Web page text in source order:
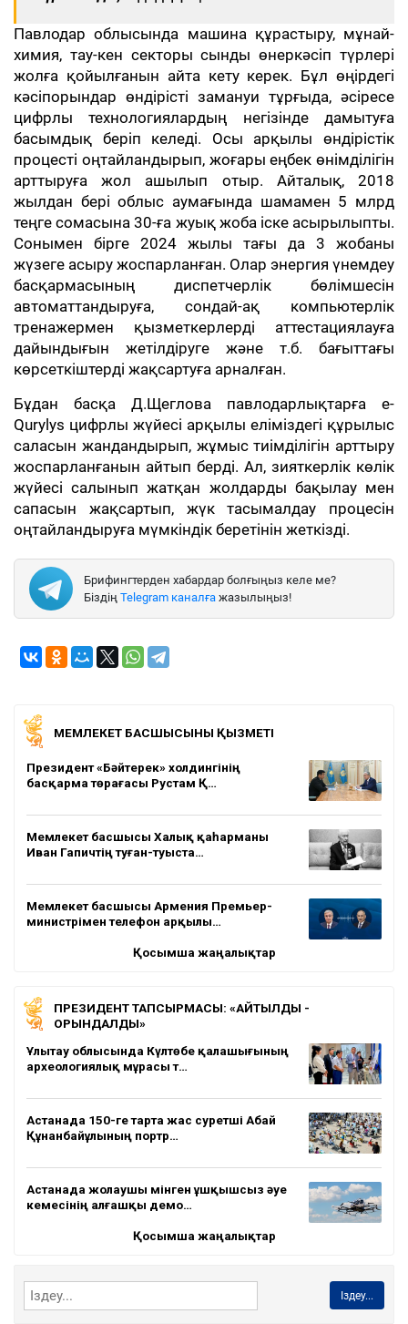
Павлодар облысында машина құрастыру, мұнай-
химия, тау-кен секторы сынды өнеркәсіп түрлері
жолға қойылғанын айта кету керек. Бұл өңірдегі
кәсіпорындар өндірісті замануи тұрғыда, әсіресе
цифрлы технологиялардың негізінде дамытуға
басымдық беріп келеді. Осы арқылы өндірістік
процесті оңтайландырып, жоғары еңбек өнімділігін
арттыруға жол ашылып отыр. Айталық, 2018
жылдан бері облыс аумағында шамамен 5 млрд
теңге сомасына 30-ға жуық жоба іске асырылыпты.
Сонымен бірге 2024 жылы тағы да 3 жобаны
жүзеге асыру жоспарланған. Олар энергия үнемдеу
басқармасының диспетчерлік бөлімшесін
автоматтандыруға, сондай-ақ компьютерлік
тренажермен қызметкерлерді аттестациялауға
дайындығын жетілдіруге және т.б. бағыттағы
көрсеткіштерді жақсартуға арналған.
Бұдан басқа Д.Щеглова павлодарлықтарға e-
Qurylys цифрлы жүйесі арқылы еліміздегі құрылыс
саласын жандандырып, жұмыс тиімділігін арттыру
жоспарланғанын айтып берді. Ал, зияткерлік көлік
жүйесі салынып жатқан жолдарды бақылау мен
сапасын жақсартып, жүк тасымалдау процесін
оңтайландыруға мүмкіндік беретінін жеткізді.
Брифингтерден хабардар болғыңыз келе ме?
Біздің Telegram каналға жазылыңыз!
МЕМЛЕКЕТ БАСШЫСЫНЫҢ ҚЫЗМЕТІ
Президент «Бәйтерек» холдингінің
басқарма төрағасы Рустам Қ…
Мемлекет басшысы Халық қаһарманы
Иван Гапичтің туған-туыста…
Мемлекет басшысы Армения Премьер-
министрімен телефон арқылы…
Қосымша жаңалықтар
ПРЕЗИДЕНТ ТАПСЫРМАСЫ: «АЙТЫЛДЫ -
ОРЫНДАЛДЫ»
Ұлытау облысында Күлтөбе қалашығының
археологиялық мұрасы т…
Астанада 150-ге тарта жас суретші Абай
Құнанбайұлының портр…
Астанада жолаушы мінген ұшқышсыз әуе
кемесінің алғашқы демо…
Қосымша жаңалықтар
Іздеу...